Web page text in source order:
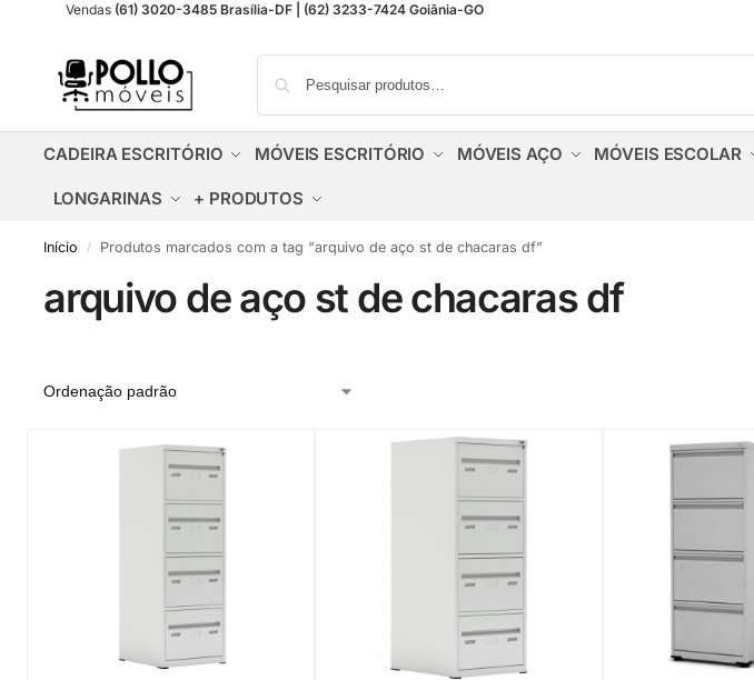
Vendas (61) 3020-3485 Brasília-DF | (62) 3233-7424 Goiânia-GO
CADEIRA ESCRITÓRIO MÓVEIS ESCRITÓRIO MÓVEIS AÇO MÓVEIS ESCOLAR
LONGARINAS + PRODUTOS
Início / Produtos marcados com a tag “arquivo de aço st de chacaras df”
arquivo de aço st de chacaras df